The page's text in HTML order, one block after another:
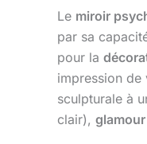
Le miroir
par sa
pour la
impression de
sculpturale à
clair), glamour